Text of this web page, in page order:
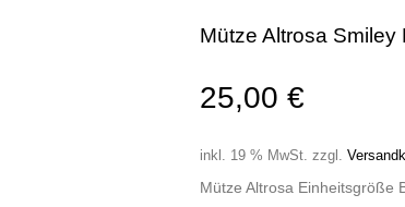
Mütze Altrosa
25,00 €
inkl. 19 % MwSt. zzgl.
Mütze Altrosa Einheitsgröße